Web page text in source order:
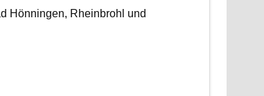
Hönningen, Rheinbrohl und